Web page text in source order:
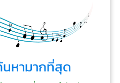
หามากที่สุด